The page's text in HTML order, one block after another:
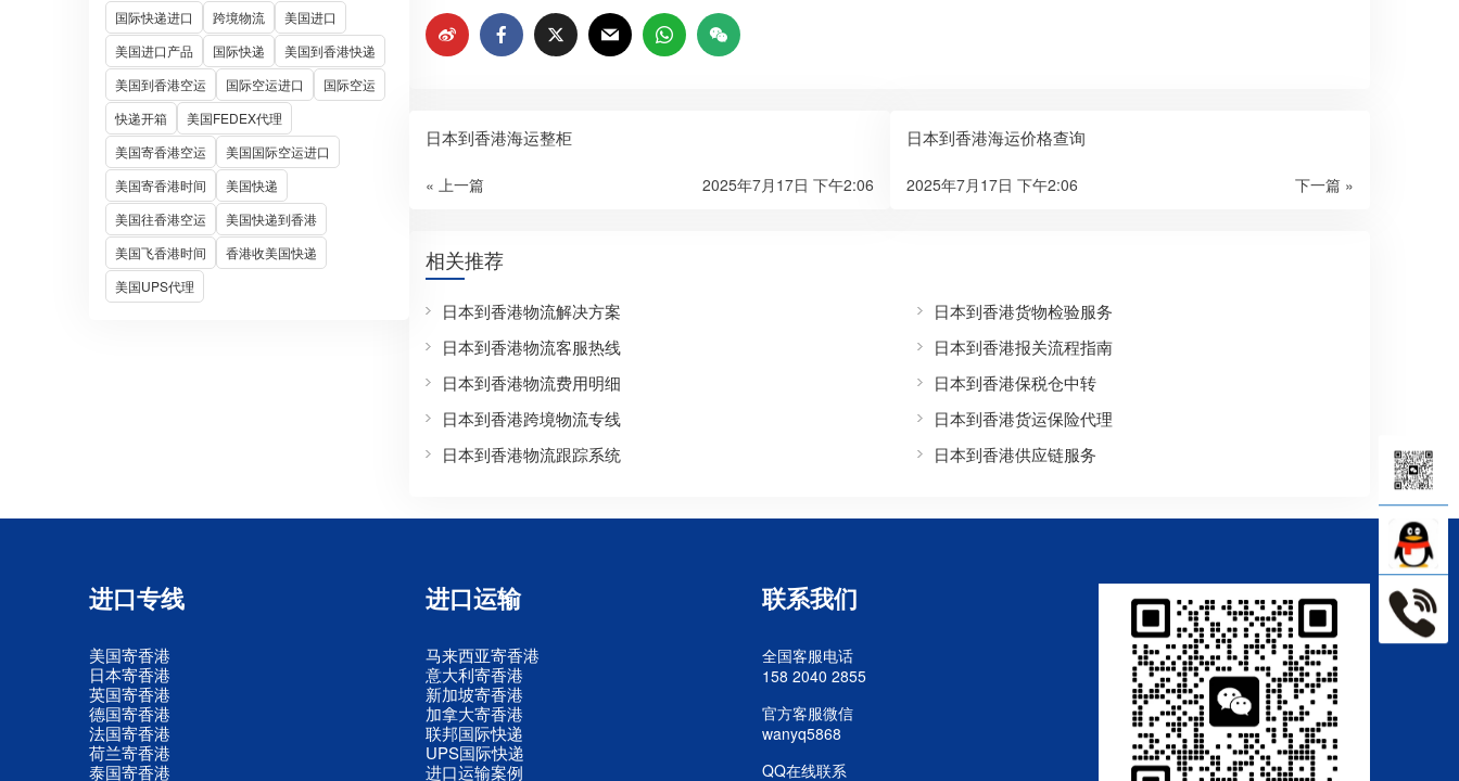
国际快递进口 跨境物流
美国进口
美国进口产品
国际快递
美国到香港快递
美国到香港空运
国际空运进口
国际空运
快递开箱
美国FEDEX代理
美国寄香港空运
美国国际空运进口
美国寄香港时间
美国快递
美国往香港空运
美国快递到香港
美国飞香港时间
香港收美国快递
美国UPS代理
日本到香港海运整柜
« 上一篇 2025年7月17日 下午2:06
日本到香港海运价格查询
下一篇 »
2025年7月17日 下午2:06
相关推荐
日本到香港物流解决方案
日本到香港货物检验服务
日本到香港物流客服热线
日本到香港报关流程指南
日本到香港物流费用明细
日本到香港保税仓中转
日本到香港跨境物流专线
日本到香港货运保险代理
日本到香港物流跟踪系统
日本到香港供应链服务
进口专线
美国寄香港
日本寄香港
英国寄香港
德国寄香港
法国寄香港
荷兰寄香港
泰国寄香港
进口运输
马来西亚寄香港
意大利寄香港
新加坡寄香港
加拿大寄香港
联邦国际快递
UPS国际快递
进口运输案例
联系我们
全国客服电话
158 2040 2855
官方客服微信
wanyq5868
QQ在线联系